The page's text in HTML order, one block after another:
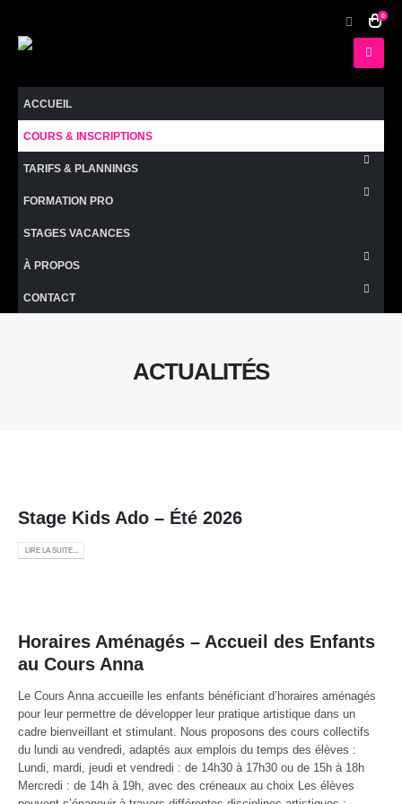
0
ACCUEIL
COURS & INSCRIPTIONS
TARIFS & PLANNINGS
FORMATION PRO
STAGES VACANCES
À PROPOS
CONTACT
ACTUALITÉS
Stage Kids Ado – Été 2026
LIRE LA SUITE...
Horaires Aménagés – Accueil des Enfants
au Cours Anna
Le Cours Anna accueille les enfants bénéficiant d’horaires aménagés
pour leur permettre de développer leur pratique artistique dans un
cadre bienveillant et stimulant. Nous proposons des cours collectifs
du lundi au vendredi, adaptés aux emplois du temps des élèves :
Lundi, mardi, jeudi et vendredi : de 14h30 à 17h30 ou de 15h à 18h
Mercredi : de 14h à 19h, avec des créneaux au choix Les élèves